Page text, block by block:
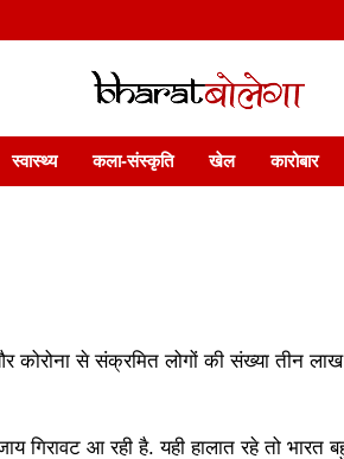
भारत बोलेगा
बोलेगा हिंदी न्यूज़ वेबसाइट India: News, Views,
स्वास्थ्य कला-संस्कृति खेल कारोबार
कोरोना से संक्रमित लोगों की संख्या तीन
गिरावट आ रही है. यही हालात रहे तो भारत